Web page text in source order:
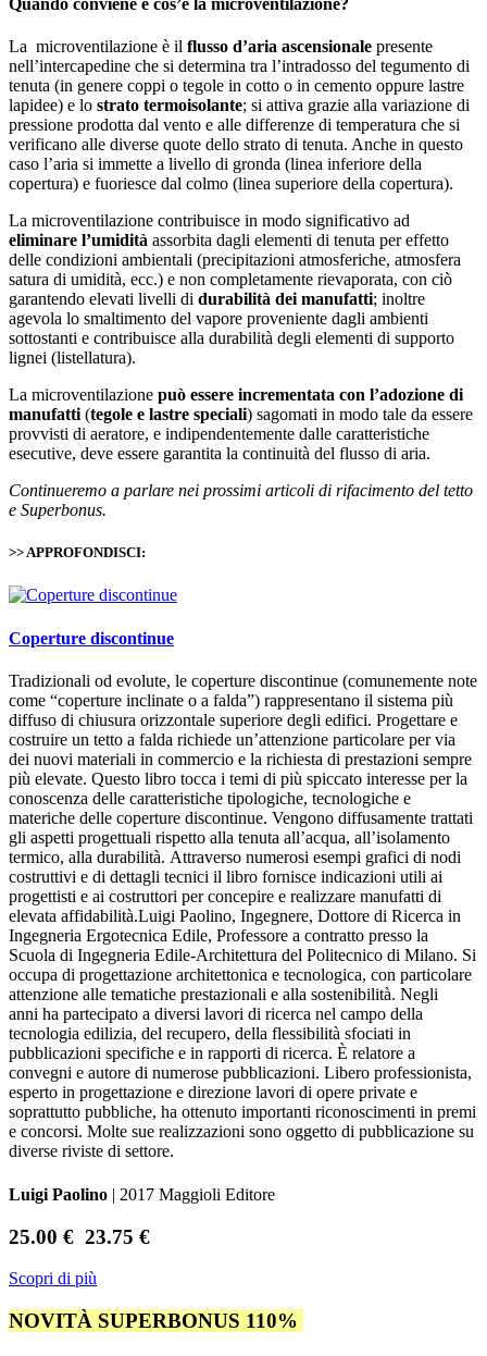
La microventilazione è il flusso d’aria ascensionale presente
nell’intercapedine che si determina tra l’intradosso del tegumento di
tenuta (in genere coppi o tegole in cotto o in cemento oppure lastre
lapidee) e lo strato termoisolante; si attiva grazie alla variazione di
pressione prodotta dal vento e alle differenze di temperatura che si
verificano alle diverse quote dello strato di tenuta. Anche in questo
caso l’aria si immette a livello di gronda (linea inferiore della
copertura) e fuoriesce dal colmo (linea superiore della copertura).
La microventilazione contribuisce in modo significativo ad
eliminare l’umidità assorbita dagli elementi di tenuta per effetto
delle condizioni ambientali (precipitazioni atmosferiche, atmosfera
satura di umidità, ecc.) e non completamente rievaporata, con ciò
garantendo elevati livelli di durabilità dei manufatti; inoltre
agevola lo smaltimento del vapore proveniente dagli ambienti
sottostanti e contribuisce alla durabilità degli elementi di supporto
lignei (listellatura).
La microventilazione può essere incrementata con l’adozione di
manufatti (tegole e lastre speciali) sagomati in modo tale da essere
provvisti di aeratore, e indipendentemente dalle caratteristiche
esecutive, deve essere garantita la continuità del flusso di aria.
Continueremo a parlare nei prossimi articoli di rifacimento del tetto
e Superbonus.
>> APPROFONDISCI:
Coperture discontinue
Tradizionali od evolute, le coperture discontinue (comunemente note
come “coperture inclinate o a falda”) rappresentano il sistema più
diffuso di chiusura orizzontale superiore degli edifici. Progettare e
costruire un tetto a falda richiede un’attenzione particolare per via
dei nuovi materiali in commercio e la richiesta di prestazioni sempre
più elevate. Questo libro tocca i temi di più spiccato interesse per la
conoscenza delle caratteristiche tipologiche, tecnologiche e
materiche delle coperture discontinue. Vengono diffusamente trattati
gli aspetti progettuali rispetto alla tenuta all’acqua, all’isolamento
termico, alla durabilità. Attraverso numerosi esempi grafici di nodi
costruttivi e di dettagli tecnici il libro fornisce indicazioni utili ai
progettisti e ai costruttori per concepire e realizzare manufatti di
elevata affidabilità.Luigi Paolino, Ingegnere, Dottore di Ricerca in
Ingegneria Ergotecnica Edile, Professore a contratto presso la
Scuola di Ingegneria Edile-Architettura del Politecnico di Milano. Si
occupa di progettazione architettonica e tecnologica, con particolare
attenzione alle tematiche prestazionali e alla sostenibilità. Negli
anni ha partecipato a diversi lavori di ricerca nel campo della
tecnologia edilizia, del recupero, della flessibilità sfociati in
pubblicazioni specifiche e in rapporti di ricerca. È relatore a
convegni e autore di numerose pubblicazioni. Libero professionista,
esperto in progettazione e direzione lavori di opere private e
soprattutto pubbliche, ha ottenuto importanti riconoscimenti in premi
e concorsi. Molte sue realizzazioni sono oggetto di pubblicazione su
diverse riviste di settore.
Luigi Paolino | 2017 Maggioli Editore
25.00 € 23.75 €
Scopri di più
NOVITÀ SUPERBONUS 110%